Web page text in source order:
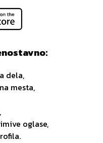
dela,
mesta,
oglase,